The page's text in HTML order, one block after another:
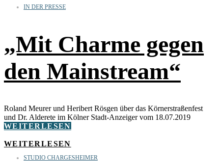
IN DER PRESSE
„Mit Charme gegen
den Mainstream“
Roland Meurer und Heribert Rösgen über das Körnerstraßenfest
und Dr. Alderete im Kölner Stadt-Anzeiger vom 18.07.2019
WEITERLESEN
WEITERLESEN
STUDIO CHARGESHEIMER